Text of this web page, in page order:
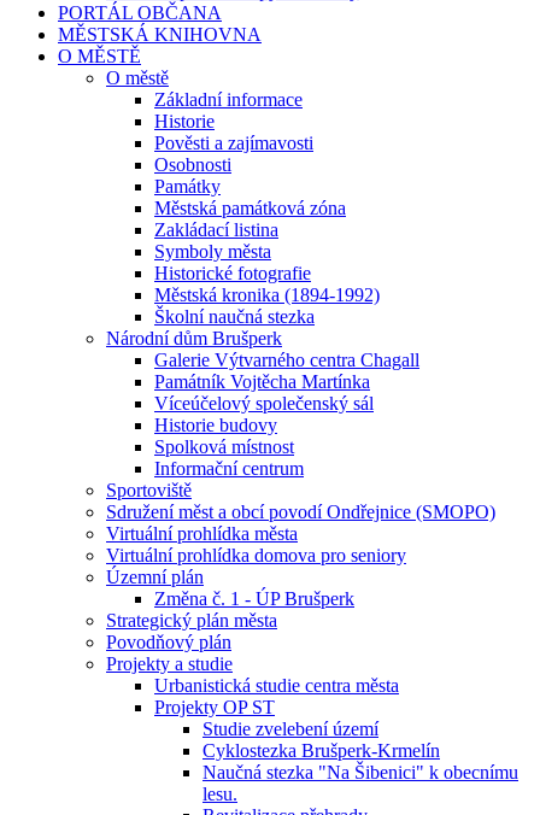
PORTÁL OBČANA
MĚSTSKÁ KNIHOVNA
O MĚSTĚ
O městě
Základní informace
Historie
Pověsti a zajímavosti
Osobnosti
Památky
Městská památková zóna
Zakládací listina
Symboly města
Historické fotografie
Městská kronika (1894-1992)
Školní naučná stezka
Národní dům Brušperk
Galerie Výtvarného centra Chagall
Památník Vojtěcha Martínka
Víceúčelový společenský sál
Historie budovy
Spolková místnost
Informační centrum
Sportoviště
Sdružení měst a obcí povodí Ondřejnice (SMOPO)
Virtuální prohlídka města
Virtuální prohlídka domova pro seniory
Územní plán
Změna č. 1 - ÚP Brušperk
Strategický plán města
Povodňový plán
Projekty a studie
Urbanistická studie centra města
Projekty OP ST
Studie zvelebení území
Cyklostezka Brušperk-Krmelín
Naučná stezka "Na Šibenici" k obecnímu
lesu.